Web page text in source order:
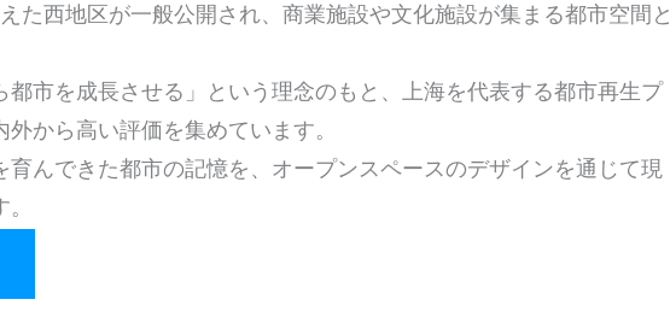
た西地区が一般公開され、商業施設や文化施設が集まる都市空間と
都市を成長させる」という理念のもと、上海を代表する都市再生プ
から高い評価を集めています。
育んできた都市の記憶を、オープンスペースのデザインを通じて現